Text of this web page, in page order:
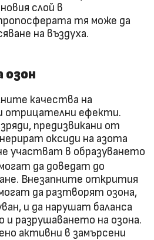
слой в
тя може да
на въздуха.
озон
качества на
отрицателни ефекти.
предизвикани от
оксиди на азота
участват в образуването
да доведат до
Внезапните открития
да разтворят озона,
и да нарушат баланса
и разрушаването на озона.
активни в замърсени